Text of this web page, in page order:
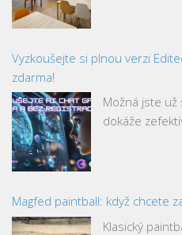
Vyzkoušejte si plnou verzi
zdarma!
Možná jste už
dokáže
Magfed paintball: když chcete
Klasický